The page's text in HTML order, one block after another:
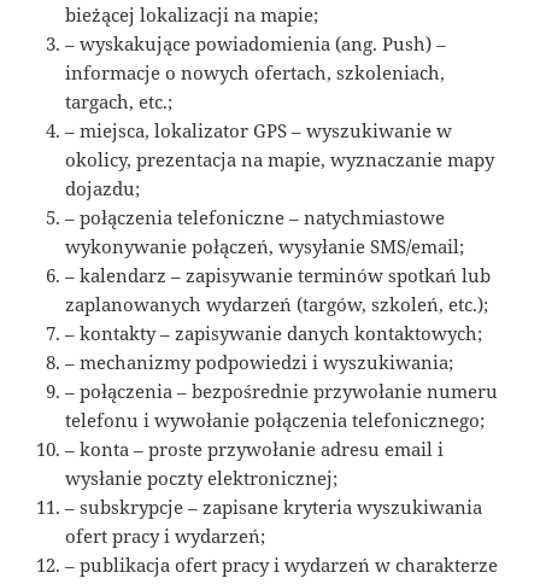
bieżącej lokalizacji na mapie;
– wyskakujące powiadomienia (ang. Push) –
informacje o nowych ofertach, szkoleniach,
targach, etc.;
– miejsca, lokalizator GPS – wyszukiwanie w
okolicy, prezentacja na mapie, wyznaczanie mapy
dojazdu;
– połączenia telefoniczne – natychmiastowe
wykonywanie połączeń, wysyłanie SMS/email;
– kalendarz – zapisywanie terminów spotkań lub
zaplanowanych wydarzeń (targów, szkoleń, etc.);
– kontakty – zapisywanie danych kontaktowych;
– mechanizmy podpowiedzi i wyszukiwania;
– połączenia – bezpośrednie przywołanie numeru
telefonu i wywołanie połączenia telefonicznego;
– konta – proste przywołanie adresu email i
wysłanie poczty elektronicznej;
– subskrypcje – zapisane kryteria wyszukiwania
ofert pracy i wydarzeń;
– publikacja ofert pracy i wydarzeń w charakterze